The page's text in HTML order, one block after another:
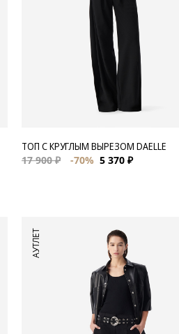
ТОП С КРУГЛЫМ ВЫРЕЗОМ DAELLE
17 900 ₽
-70% 5 370 ₽
АУТЛЕТ